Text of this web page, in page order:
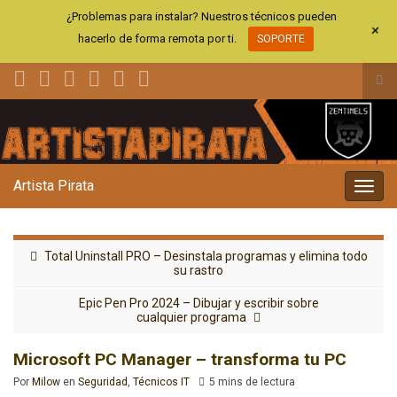
el
la
Artista Pirata
Total Uninstall PRO – Desinstala programas y elimina todo
su rastro
Epic Pen Pro 2024 – Dibujar y escribir sobre
cualquier programa
Microsoft PC Manager – transforma tu PC
Por Milow en Seguridad , Técnicos IT 5 mins de lectura
¿Problemas para instalar? Nuestros técnicos pueden
hacerlo de forma remota por ti.
SOPORTE +